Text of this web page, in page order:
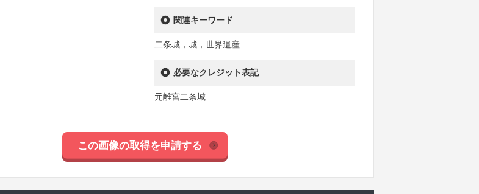
関連キーワード
二条城，城，世界遺産
必要なクレジット表記
元離宮二条城
この画像の取得を申請する